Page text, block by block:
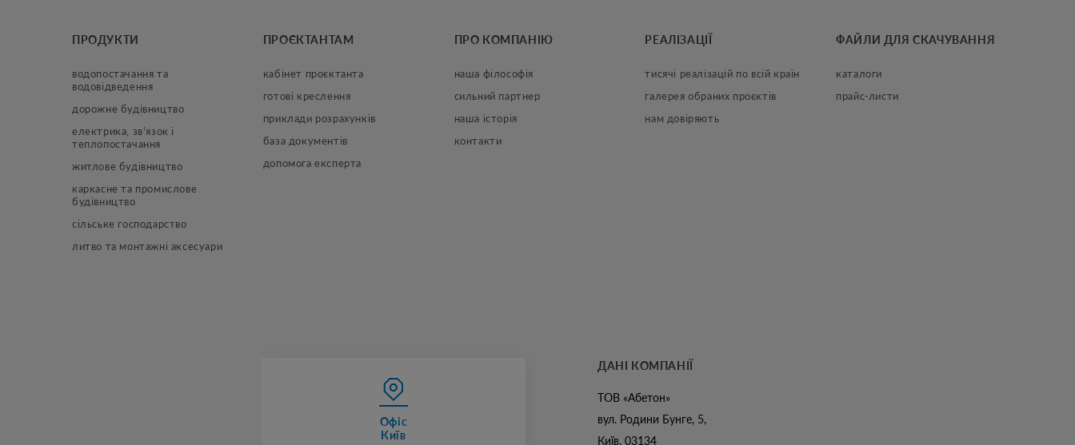
ПРОДУКТИ
водопостачання та
водовідведення
дорожне будівництво
електрика, зв'язок і
теплопостачання
житлове будівництво
каркасне та промислове
будівництво
сільське господарство
литво та монтажні аксесуари
ПРОЄКТАНТАМ
кабінет проєктанта
готові креслення
приклади розрахунків
база документів
допомога експерта
ПРО КОМПАНІЮ
наша філософія
сильний партнер
наша історія
контакти
РЕАЛІЗАЦІЇ
тисячі реалізацій по всій країн
галерея обраних проєктів
нам довіряють
ФАЙЛИ ДЛЯ СКАЧУВАННЯ
каталоги
прайс-листи
Офіс
Київ
ДАНІ КОМПАНІЇ
ТОВ «Абетон»
вул. Родини Бунге, 5,
Київ, 03134